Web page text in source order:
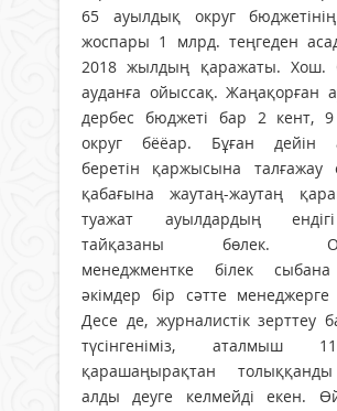
65 ауылдық округ
жоспары 1 млрд. теңгеден
2018 жылдың қаражаты. Хош.
ауданға ойыссақ. Жаңақорған
дербес бюджеті бар 2 кент,
округ бёёар. Бұған дейін
беретін қаржысына талғажау
қаба­ғына жаутаң-жаутаң
туажат ауылдардың
тайқазаны бөлек.
менеджментке білек сыбана
әкімдер бір сәтте
Десе де, журналистік зерттеу
түсінгеніміз, аталмыш
қарашаңырақтан
алды деуге келмейді екен.